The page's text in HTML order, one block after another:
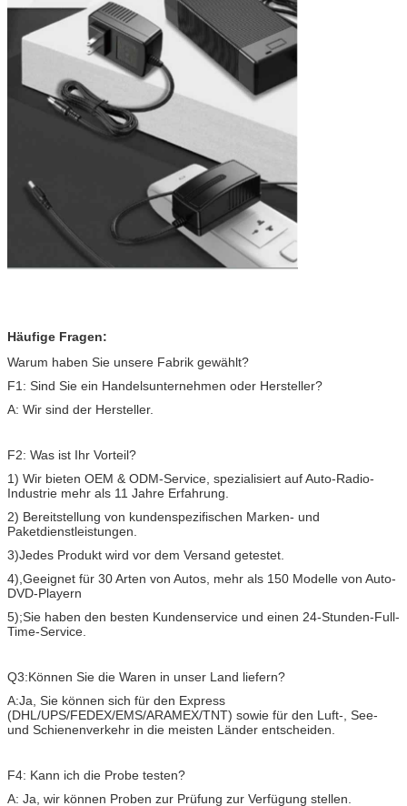
Häufige Fragen:
Warum haben Sie unsere Fabrik gewählt?
F1: Sind Sie ein Handelsunternehmen oder Hersteller?
A: Wir sind der Hersteller.
F2: Was ist Ihr Vorteil?
1) Wir bieten OEM & ODM-Service, spezialisiert auf Auto-Radio-
Industrie mehr als 11 Jahre Erfahrung.
2) Bereitstellung von kundenspezifischen Marken- und
Paketdienstleistungen.
3)Jedes Produkt wird vor dem Versand getestet.
4), Geeignet für 30 Arten von Autos, mehr als 150 Modelle von Auto-
DVD-Playern
5);Sie haben den besten Kundenservice und einen 24-Stunden-Full-
Time-Service.
Q3:Können Sie die Waren in unser Land liefern?
A:Ja, Sie können sich für den Express
(DHL/UPS/FEDEX/EMS/ARAMEX/TNT) sowie für den Luft-, See-
und Schienenverkehr in die meisten Länder entscheiden.
F4: Kann ich die Probe testen?
A: Ja, wir können Proben zur Prüfung zur Verfügung stellen.